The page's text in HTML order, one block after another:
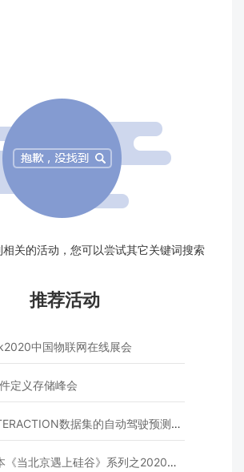
关的活动，您可以尝试其它关键词搜索
推荐活动
中国物联网在线展会
定义存储峰会
数据集的自动驾驶预测模型挑战赛
当北京遇上硅谷》系列之2020年度开源峰会